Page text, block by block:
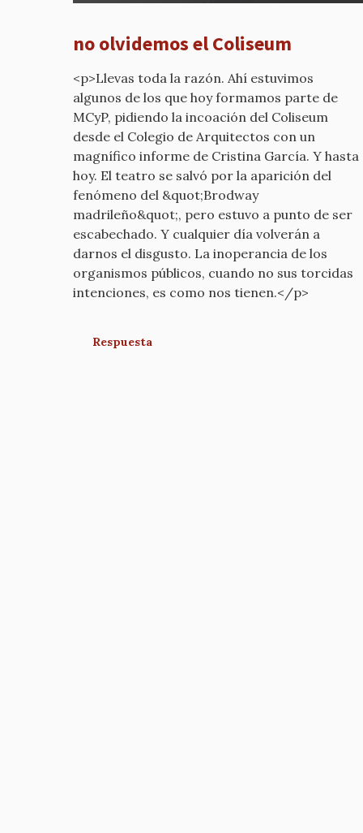
no
por
mcyp-
old
no olvidemos el Coliseum
<p>Llevas toda la razón. Ahí estuvimos
algunos de los que hoy formamos parte de
MCyP, pidiendo la incoación del Coliseum
desde el Colegio de Arquitectos con un
magnífico informe de Cristina García. Y hasta
hoy. El teatro se salvó por la aparición del
fenómeno del &quot;Brodway
madrileño&quot;, pero estuvo a punto de ser
escabechado. Y cualquier día volverán a
darnos el disgusto. La inoperancia de los
organismos públicos, cuando no sus torcidas
intenciones, es como nos tienen.</p>
Respuesta